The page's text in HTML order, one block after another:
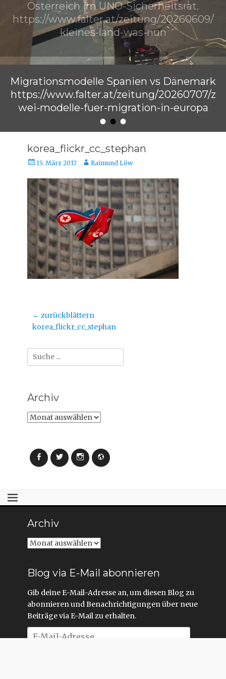
•••
Österreich im UNO-Sicherheitsrat.
https://www.falter.at/zeitung/20260609/
kleines-land-was-nun
Veröffentlicht am Raimund Löw
Migrationsmodelle Spanien vs Dänemark
https://www.falter.at/zeitung/20260707/z
wei-modelle-fuer-migration-in-europa
Raimund Löw
korea_flickr_cc_stephan
Veröffentlicht
15. März 2017 AutorRaimund Löw
Beitragsnavigation
← zurückblättern
Vorheriger
korea_flickr_cc_stephan
Suche
nach:
Archiv
Archiv
FacebookTwitter InstagramWebseite
Archiv
Archiv
Blog via E-Mail abonnieren
Gib deine E-Mail-Adresse an, um diesen Blog zu
abonnieren und Benachrichtigungen über neue
Beiträge via E-Mail zu erhalten.
E-